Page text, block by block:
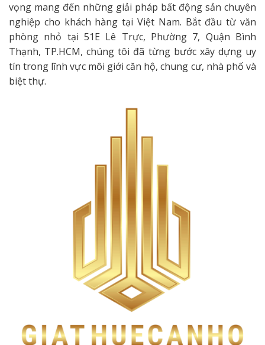
vọng mang đến những giải pháp bất động sản chuyên
nghiệp cho khách hàng tại Việt Nam. Bắt đầu từ văn
phòng nhỏ tại 51E Lê Trực, Phường 7, Quận Bình
Thạnh, TP.HCM, chúng tôi đã từng bước xây dựng uy
tín trong lĩnh vực môi giới căn hộ, chung cư, nhà phố và
biệt thự.